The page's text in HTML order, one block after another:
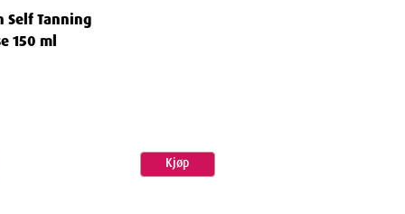
Self Tanning
150 ml
Kjøp